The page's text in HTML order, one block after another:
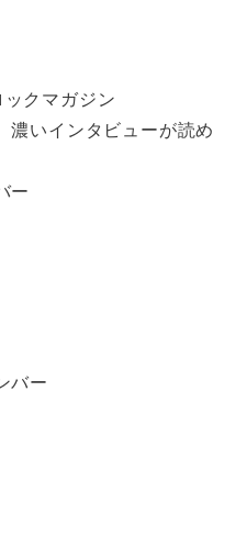
クマガジン
いインタビューが読め
ー
バー